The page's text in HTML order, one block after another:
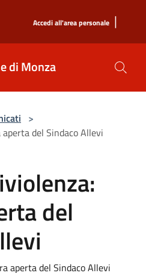
Accedi all'area personale |
di Monza
>
del Sindaco Allevi
del
aperta del Sindaco Allevi